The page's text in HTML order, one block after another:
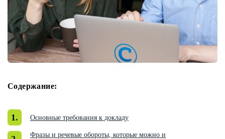
Содержание:
Основные требования к докладу
Фразы и речевые обороты, которые можно и